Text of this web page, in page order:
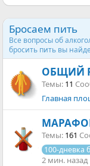
Бросаем пить
Все вопросы об
бросить пить вы
ОБЩИЙ
Темы 11
Главная
Темы 161
100-дневка
2 мин. назад